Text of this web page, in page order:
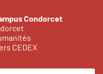
Condorcet
CEDEX